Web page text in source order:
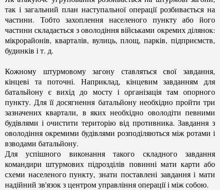
так і загальний план наступальної операції розбивається на
частини. Тобто захоплення населеного пункту або його
частини складається з оволодіння військами окремих ділянок:
мікрорайонів, кварталів, вулиць, площ, парків, підприємств,
будинків і т. д.
Кожному штурмовому загону ставляться свої завдання,
кінцеві та поточні. Наприклад, кінцевим завданням для
батальйону є вихід до мосту і організація там опорного
пункту. Для її досягнення батальйону необхідно пройти три
зазначених квартали, в яких необхідно оволодіти певними
будівлями і очистити територію від противника. Завдання з
оволодіння окремими будівлями розподіляються між ротами і
взводами батальйону.
Для успішного виконання такого складного завдання
командири штурмових підрозділів повинні мати карти або
схеми населеного пункту, знати поставлені завдання і мати
надійний зв'язок з центром управління операції і між собою.